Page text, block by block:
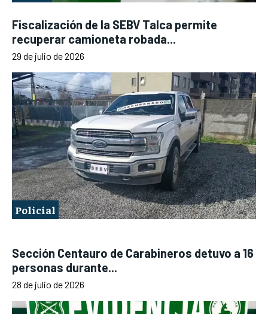
Fiscalización de la SEBV Talca permite
recuperar camioneta robada...
29 de julio de 2026
Policial
Sección Centauro de Carabineros detuvo a 16
personas durante...
28 de julio de 2026